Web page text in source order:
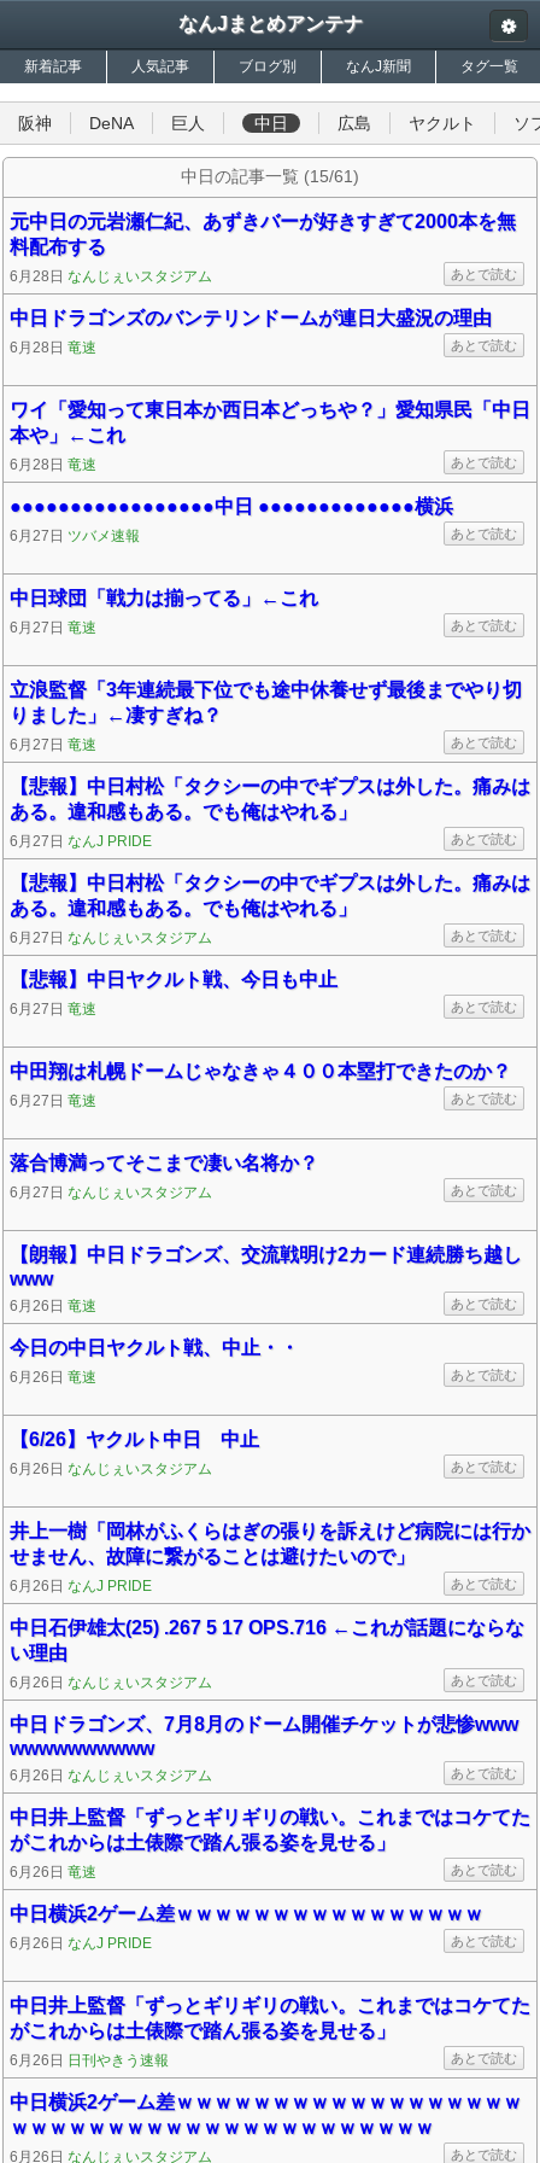
なんJまとめアンテナ
新着記事 人気記事 ブログ別 なんJ新聞 タグ一覧
阪神 DeNA 巨人 中日 広島 ヤクルト ソ
中日の記事一覧 (15/61)
元中日の元岩瀬仁紀、あずきバーが好きすぎて2000本を無
料配布する
6月28日 なんじぇいスタジアム あとで読む
中日ドラゴンズのバンテリンドームが連日大盛況の理由
6月28日 竜速 あとで読む
ワイ「愛知って東日本か西日本どっちや？」愛知県民「中日
本や」←これ
6月28日 竜速 あとで読む
●●●●●●●●●●●●●●●●●中日 ●●●●●●●●●●●●●横浜
6月27日 ツバメ速報 あとで読む
中日球団「戦力は揃ってる」←これ
6月27日 竜速 あとで読む
立浪監督「3年連続最下位でも途中休養せず最後までやり切
りました」←凄すぎね？
6月27日 竜速 あとで読む
【悲報】中日村松「タクシーの中でギプスは外した。痛みは
ある。違和感もある。でも俺はやれる」
6月27日 なんJ PRIDE あとで読む
【悲報】中日村松「タクシーの中でギプスは外した。痛みは
ある。違和感もある。でも俺はやれる」
6月27日 なんじぇいスタジアム あとで読む
【悲報】中日ヤクルト戦、今日も中止
6月27日 竜速 あとで読む
中田翔は札幌ドームじゃなきゃ４００本塁打できたのか？
6月27日 竜速 あとで読む
落合博満ってそこまで凄い名将か？
6月27日 なんじぇいスタジアム あとで読む
【朗報】中日ドラゴンズ、交流戦明け2カード連続勝ち越し
www
6月26日 竜速 あとで読む
今日の中日ヤクルト戦、中止・・
6月26日 竜速 あとで読む
【6/26】ヤクルト中日 中止
6月26日 なんじぇいスタジアム あとで読む
井上一樹「岡林がふくらはぎの張りを訴えけど病院には行か
せません、故障に繋がることは避けたいので」
6月26日 なんJ PRIDE あとで読む
中日石伊雄太(25) .267 5 17 OPS.716 ←これが話題にならな
い理由
6月26日 なんじぇいスタジアム あとで読む
中日ドラゴンズ、7月8月のドーム開催チケットが悲惨www
wwwwwwwwww
6月26日 なんじぇいスタジアム あとで読む
中日井上監督「ずっとギリギリの戦い。これまではコケてた
がこれからは土俵際で踏ん張る姿を見せる」
6月26日 竜速 あとで読む
中日横浜2ゲーム差ｗｗｗｗｗｗｗｗｗｗｗｗｗｗｗｗ
6月26日 なんJ PRIDE あとで読む
中日井上監督「ずっとギリギリの戦い。これまではコケてた
がこれからは土俵際で踏ん張る姿を見せる」
6月26日 日刊やきう速報 あとで読む
中日横浜2ゲーム差ｗｗｗｗｗｗｗｗｗｗｗｗｗｗｗｗｗｗ
ｗｗｗｗｗｗｗｗｗｗｗｗｗｗｗｗｗｗｗｗｗｗ
6月26日 なんじぇいスタジアム あとで読む